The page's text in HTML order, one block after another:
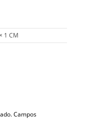
1 CM
Campos